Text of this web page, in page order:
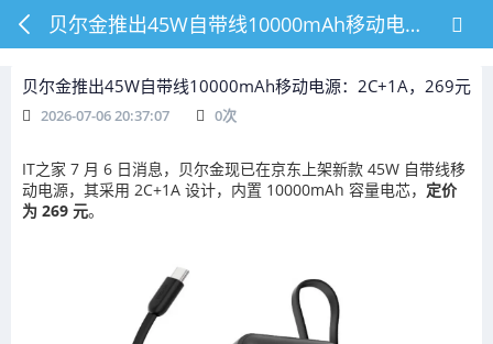
贝尔金推出45W自带线10000mAh移动电源：2C+1A，269元
贝尔金推出45W自带线10000mAh移动电源：2C+1A，269元
2026-07-06 20:37:07 0次
IT之家 7 月 6 日消息，贝尔金现已在京东上架新款 45W 自带线移
动电源，其采用 2C+1A 设计，内置 10000mAh 容量电芯， 定价
为 269 元。